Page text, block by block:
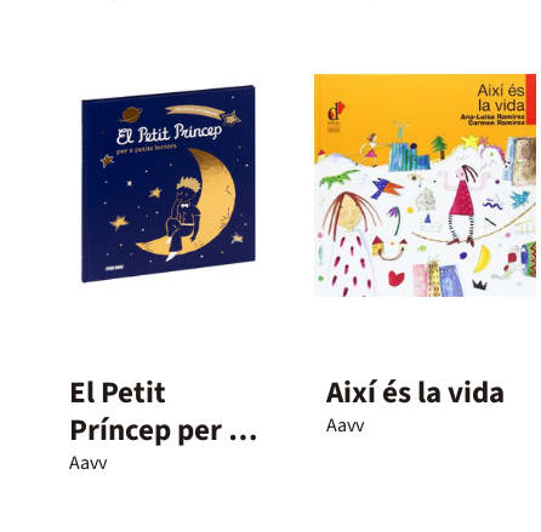
El Petit
Príncep per a
petits lectors.
Aavv
Així és la vida
Aavv